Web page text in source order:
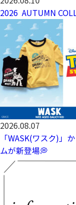
2026 AUTUMN
2026.08.07
「WASK(ワスク)」
ムが新登場💭